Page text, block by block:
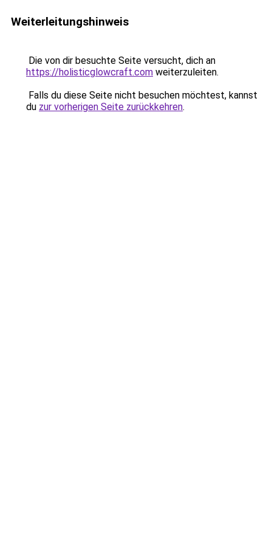
Weiterleitungshinweis
Die von dir besuchte Seite versucht, dich an
https://holisticglowcraft.com weiterzuleiten.
Falls du diese Seite nicht besuchen möchtest, kannst
du zur vorherigen Seite zurückkehren.